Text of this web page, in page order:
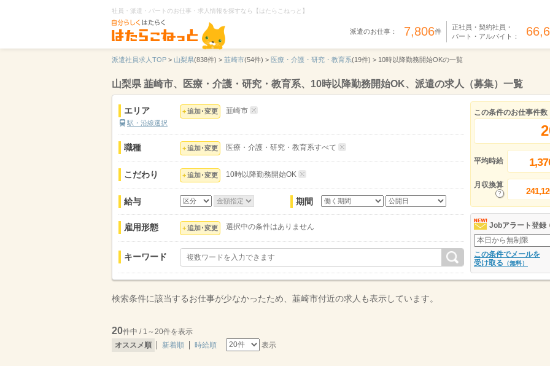
社員・派遣・パートのお仕事・求人情報を探すなら【はたらこねっと】
派遣のお仕事： 7,806件
正社員・契約社員・
パート・アルバイト：
派遣社員求人TOP > 山梨県(838件) > 韮崎市(54件) > 医療・介護・研究・教育系(19件) > 10時以降勤務開始OKの一覧
山梨県 韮崎市、医療・介護・研究・教育系、10時以降勤務開始OK、派遣の求人（募集）一覧
エリア
駅・沿線選択
追加･変更 韮崎市
職種 追加･変更 医療・介護・研究・教育系すべて
こだわり 追加･変更 10時以降勤務開始OK
給与 期間
雇用形態 追加･変更 選択中の条件はありません
キーワード
この条件のお仕事件数
平均時給
月収換算
Jobアラート登録
この条件でメールを
受け取る （無料）
検索条件に該当するお仕事が少なかったため、韮崎市付近の求人も表示しています。
20件中 / 1～20件を表示
オススメ順
新着順 時給順 表示